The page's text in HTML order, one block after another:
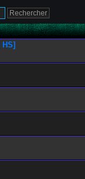
HS]